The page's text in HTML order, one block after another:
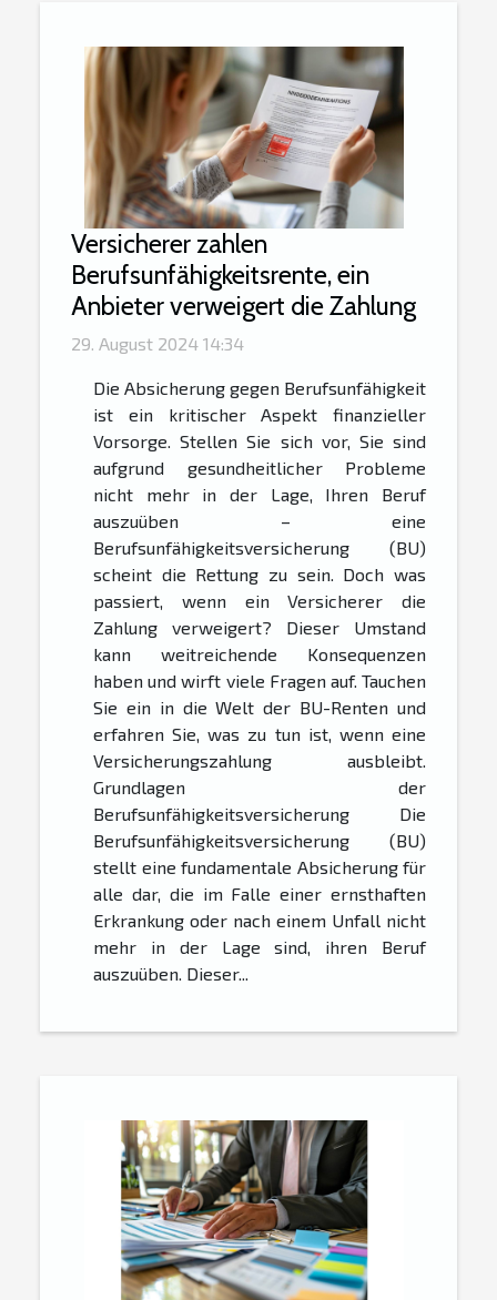
Versicherer zahlen
Berufsunfähigkeitsrente, ein
Anbieter verweigert die Zahlung
29. August 2024 14:34
Die Absicherung gegen Berufsunfähigkeit
ist ein kritischer Aspekt finanzieller
Vorsorge. Stellen Sie sich vor, Sie sind
aufgrund gesundheitlicher Probleme
nicht mehr in der Lage, Ihren Beruf
auszuüben – eine
Berufsunfähigkeitsversicherung (BU)
scheint die Rettung zu sein. Doch was
passiert, wenn ein Versicherer die
Zahlung verweigert? Dieser Umstand
kann weitreichende Konsequenzen
haben und wirft viele Fragen auf. Tauchen
Sie ein in die Welt der BU-Renten und
erfahren Sie, was zu tun ist, wenn eine
Versicherungszahlung ausbleibt.
Grundlagen der
Berufsunfähigkeitsversicherung Die
Berufsunfähigkeitsversicherung (BU)
stellt eine fundamentale Absicherung für
alle dar, die im Falle einer ernsthaften
Erkrankung oder nach einem Unfall nicht
mehr in der Lage sind, ihren Beruf
auszuüben. Dieser...